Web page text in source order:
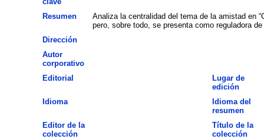
Resumen
Analiza la centralidad del tema de la amistad en
pero, sobre todo, se presenta como reguladora
Dirección
Autor
corporativo
Editorial
Lugar de
edición
Idioma
Idioma del
resumen
Editor de la
colección
Título de la
colección